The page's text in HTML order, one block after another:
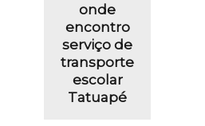
onde
encontro
serviço de
transporte
escolar
Tatuapé